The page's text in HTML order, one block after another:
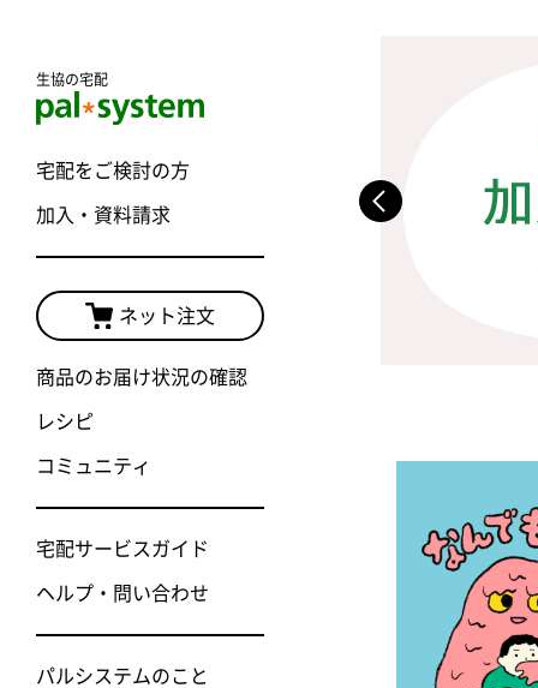
生協の宅配
宅配をご検討の方
加入・資料請求
ネット注文
商品のお届け状況の確認
レシピ
コミュニティ
宅配サービスガイド
ヘルプ・問い合わせ
パルシステムのこと